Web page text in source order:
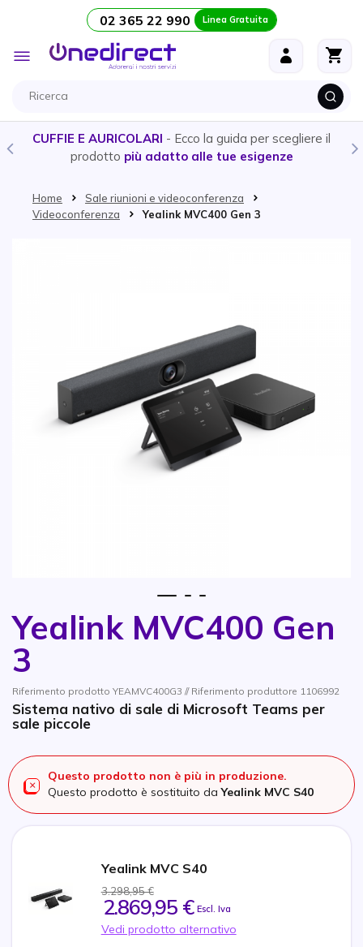
Salta al contenuto 02 365 22 990 Linea Gratuita
Toggle
Nav
CUFFIE E AURICOLARI - Ecco la guida per scegliere il
prodotto più adatto alle tue esigenze
Home
Sale riunioni e videoconferenza
Videoconferenza
Yealink MVC400 Gen 3
Yealink MVC400 Gen
3
Riferimento prodotto YEAMVC400G3 // Riferimento produttore 1106992
Sistema nativo di sale di Microsoft Teams per
sale piccole
Questo prodotto non è più in produzione.
Questo prodotto è sostituito daYealink MVC S40
Yealink MVC S40
3.298,95 €
2.869,95 € Escl. Iva
Vedi prodotto alternativo
Vai all'inizio della galleria di immagini